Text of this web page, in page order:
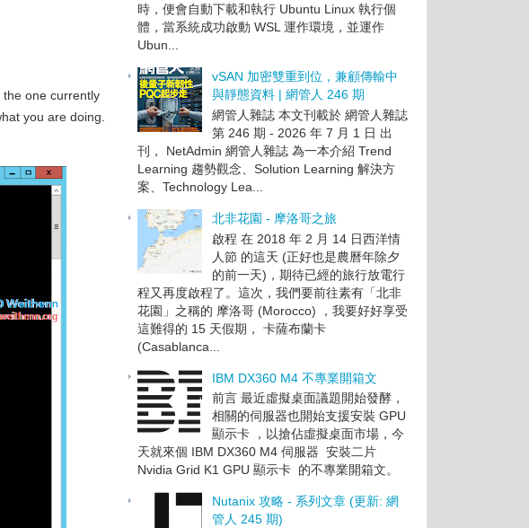
one currently
you are doing.
時，便會自動下載和執行 Ubuntu Linux 執行個
體，當系統成功啟動 WSL 運作環境，並運作
Ubun...
vSAN 加密雙重到位，兼顧傳輸中
與靜態資料 | 網管人 246 期
網管人雜誌 本文刊載於 網管人雜誌
第 246 期 - 2026 年 7 月 1 日 出
刊， NetAdmin 網管人雜誌 為一本介紹 Trend
Learning 趨勢觀念、Solution Learning 解決方
案、Technology Lea...
北非花園 - 摩洛哥之旅
啟程 在 2018 年 2 月 14 日西洋情
人節 的這天 (正好也是農曆年除夕
的前一天)，期待已經的旅行放電行
程又再度啟程了。這次，我們要前往素有「北非
花園」之稱的 摩洛哥 (Morocco) ，我要好好享受
這難得的 15 天假期， 卡薩布蘭卡
(Casablanca...
IBM DX360 M4 不專業開箱文
前言 最近虛擬桌面議題開始發酵，
相關的伺服器也開始支援安裝 GPU
顯示卡 ，以搶佔虛擬桌面市場，今
天就來個 IBM DX360 M4 伺服器 安裝二片
Nvidia Grid K1 GPU 顯示卡 的不專業開箱文。
Nutanix 攻略 - 系列文章 (更新: 網
管人 245 期)